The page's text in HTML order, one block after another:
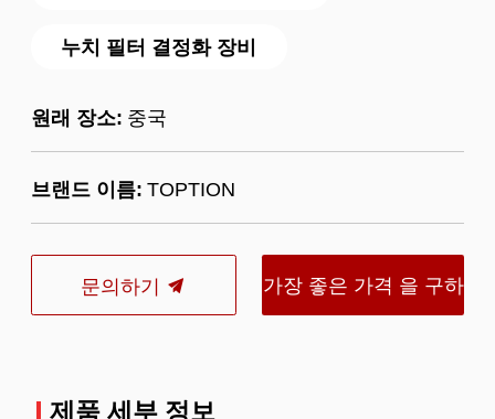
누치 필터 결정화 장비
원래 장소: 중국
브랜드 이름: TOPTION
문의하기 가장 좋은 가격 을 구하
제품 세부 정보